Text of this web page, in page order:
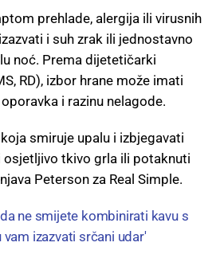
prehlade, alergija ili virusnih
i suh zrak ili jednostavno
noć. Prema dijetetičarki
RD), izbor hrane može imati
i razinu nelagode.
smiruje upalu i izbjegavati
tkivo grla ili potaknuti
Peterson za Real Simple.
ne smijete kombinirati kavu s
izazvati srčani udar'